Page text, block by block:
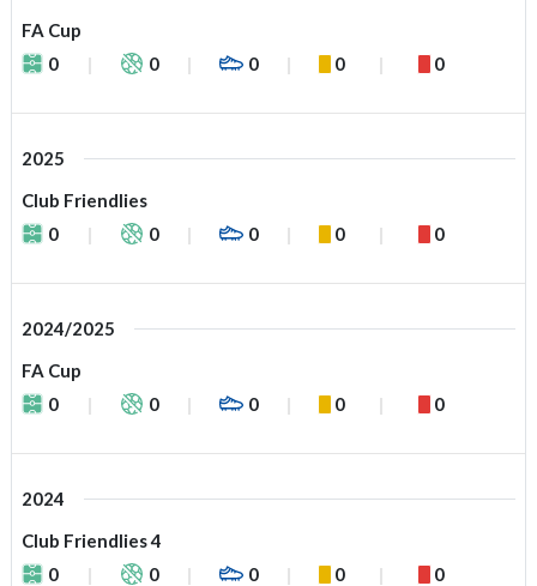
FA Cup
0
0 0 0 0
2025
Club Friendlies
0
0 0 0 0
2024/2025
FA Cup
0
0 0 0 0
2024
Club Friendlies 4
0
0 0 0 0